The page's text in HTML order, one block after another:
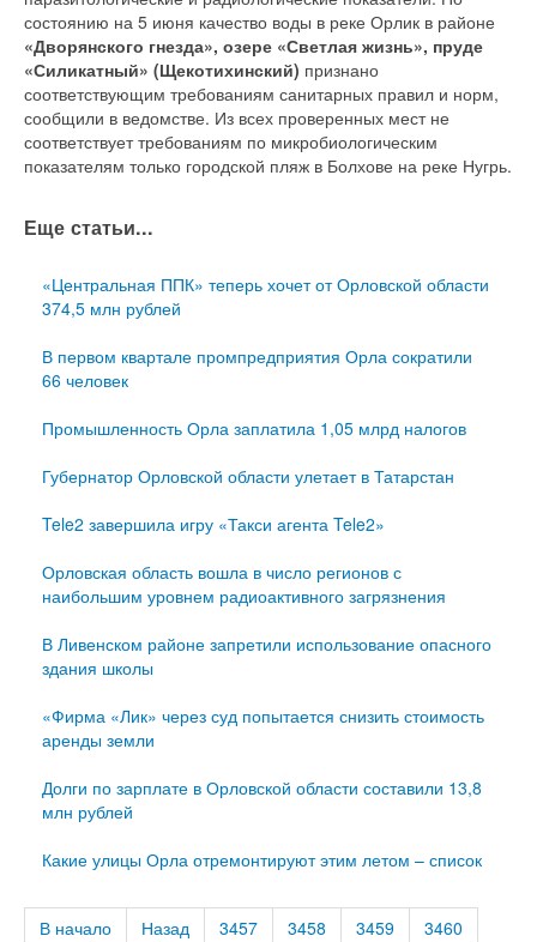
состоянию на 5 июня качество воды в реке Орлик в районе
«Дворянского гнезда», озере «Светлая жизнь», пруде
«Силикатный» (Щекотихинский) признано
соответствующим требованиям санитарных правил и норм,
сообщили в ведомстве. Из всех проверенных мест не
соответствует требованиям по микробиологическим
показателям только городской пляж в Болхове на реке Нугрь.
Еще статьи...
«Центральная ППК» теперь хочет от Орловской области
374,5 млн рублей
В первом квартале промпредприятия Орла сократили
66 человек
Промышленность Орла заплатила 1,05 млрд налогов
Губернатор Орловской области улетает в Татарстан
Tele2 завершила игру «Такси агента Tele2»
Орловская область вошла в число регионов с
наибольшим уровнем радиоактивного загрязнения
В Ливенском районе запретили использование опасного
здания школы
«Фирма «Лик» через суд попытается снизить стоимость
аренды земли
Долги по зарплате в Орловской области составили 13,8
млн рублей
Какие улицы Орла отремонтируют этим летом – список
В начало Назад 3457 3458 3459
3460